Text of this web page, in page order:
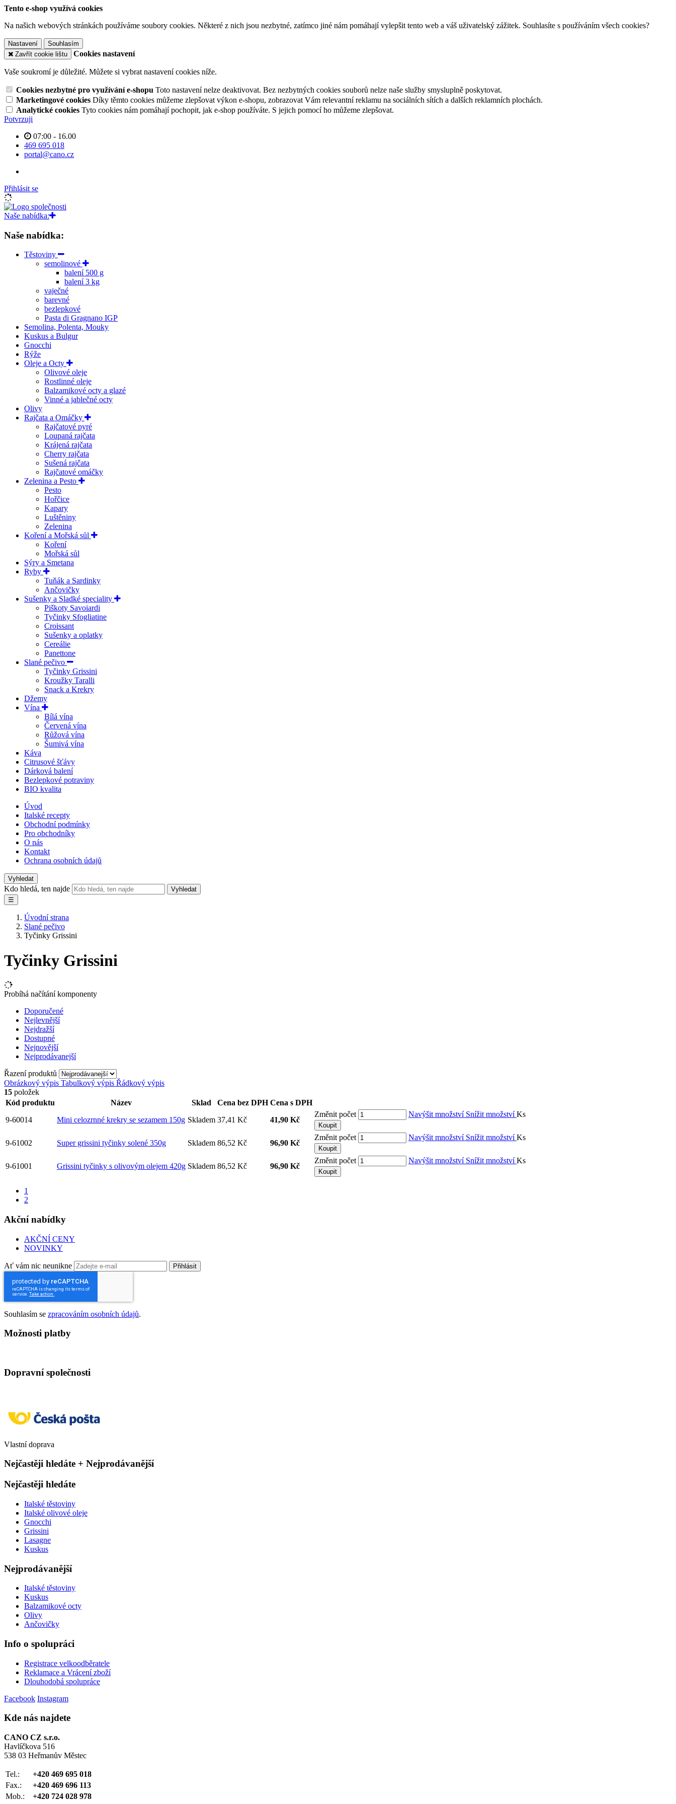
Tento e-shop využívá cookies
Na našich webových stránkách používáme soubory cookies. Některé z nich jsou nezbytné, zatímco jiné nám pomáhají vylepšit tento web a váš uživatelský zážitek. Souhlasíte s používáním všech cookies?
Nastavení
Souhlasím
Zavřít cookie lištu
Cookies nastavení
Vaše soukromí je důležité. Můžete si vybrat nastavení cookies níže.
Cookies nezbytné pro využívání e-shopu Toto nastavení nelze deaktivovat. Bez nezbytných cookies souborů nelze naše služby smysluplně poskytovat.
Marketingové cookies Díky těmto cookies můžeme zlepšovat výkon e-shopu, zobrazovat Vám relevantní reklamu na sociálních sítích a dalších reklamních plochách.
Analytické cookies Tyto cookies nám pomáhají pochopit, jak e-shop používáte. S jejich pomocí ho můžeme zlepšovat.
Potvrzuji
07:00 - 16.00
469 695 018
portal@cano.cz
Přihlásit se
Naše nabídka:
Naše nabídka:
Těstoviny
semolinové
balení 500 g
balení 3 kg
vaječné
barevné
bezlepkové
Pasta di Gragnano IGP
Semolina, Polenta, Mouky
Kuskus a Bulgur
Gnocchi
Rýže
Oleje a Octy
Olivové oleje
Rostlinné oleje
Balzamikové octy a glazé
Vinné a jablečné octy
Olivy
Rajčata a Omáčky
Rajčatové pyré
Loupaná rajčata
Krájená rajčata
Cherry rajčata
Sušená rajčata
Rajčatové omáčky
Zelenina a Pesto
Pesto
Hořčice
Kapary
Luštěniny
Zelenina
Koření a Mořská sůl
Koření
Mořská sůl
Sýry a Smetana
Ryby
Tuňák a Sardinky
Ančovičky
Sušenky a Sladké speciality
Piškoty Savoiardi
Tyčinky Sfogliatine
Croissant
Sušenky a oplatky
Cereálie
Panettone
Slané pečivo
Tyčinky Grissini
Kroužky Taralli
Snack a Krekry
Džemy
Vína
Bílá vína
Červená vína
Růžová vína
Šumivá vína
Káva
Citrusové šťávy
Dárková balení
Bezlepkové potraviny
BIO kvalita
Úvod
Italské recepty
Obchodní podmínky
Pro obchodníky
O nás
Kontakt
Ochrana osobních údajů
Vyhledat
Kdo hledá, ten najde
Vyhledat
☰
Úvodní strana
Slané pečivo
Tyčinky Grissini
Tyčinky Grissini
Probíhá načítání komponenty
Doporučené
Nejlevnější
Nejdražší
Dostupné
Nejnovější
Nejprodávanejší
Řazení produktů
Obrázkový výpis Tabulkový výpis Řádkový výpis
15 položek
Kód produktu
Název Sklad Cena bez DPH Cena s DPH
9-60014
Mini celozrnné krekry se sezamem 150g Skladem 37,41 Kč 41,90 Kč
Změnit počet Navýšit množství Snížit množstvíKs
Koupit
9-61002 Super grissini tyčinky solené 350g Skladem 86,52 Kč 96,90 Kč
Změnit počet Navýšit množství Snížit množstvíKs
Koupit
9-61001 Grissini tyčinky s olivovým olejem 420g Skladem 86,52 Kč 96,90 Kč
Změnit počet Navýšit množství Snížit množstvíKs
Koupit
1
2
Akční nabídky
AKČNÍ CENY
NOVINKY
Ať vám nic neunikne Přihlásit
Souhlasím se zpracováním osobních údajů.
Možnosti platby
Dopravní společnosti
Vlastní doprava
Nejčastěji hledáte + Nejprodávanější
Nejčastěji hledáte
Italské těstoviny
Italské olivové oleje
Gnocchi
Grissini
Lasagne
Kuskus
Nejprodávanější
Italské těstoviny
Kuskus
Balzamikové octy
Olivy
Ančovičky
Info o spolupráci
Registrace velkoodběratele
Reklamace a Vrácení zboží
Dlouhodobá spolupráce
Facebook Instagram
Kde nás najdete
CANO CZ s.r.o.
Havlíčkova 516
538 03 Heřmanův Městec
Tel.:
+420 469 695 018
Fax.:
+420 469 696 113
Mob.:
+420 724 028 978